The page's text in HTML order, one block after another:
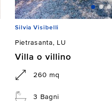
Silvia Visibelli
Pietrasanta, LU
Villa o villino
260 mq
3 Bagni